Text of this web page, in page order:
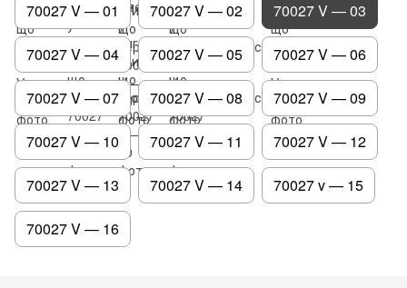
70027 V — 01 70027 V — 02 70027 V — 03
70027 V — 04 70027 V — 05 70027 V — 06
70027 V — 07 70027 V — 08 70027 V — 09
70027 V — 10 70027 V — 11 70027 V — 12
70027 V — 13 70027 V — 14 70027 v — 15
70027 V — 16